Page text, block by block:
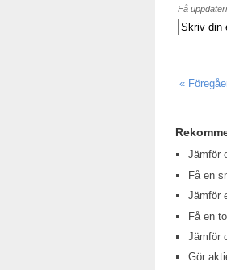
Få
«
Jämför
Få en
Jämför
Få en
Jämför
Gör